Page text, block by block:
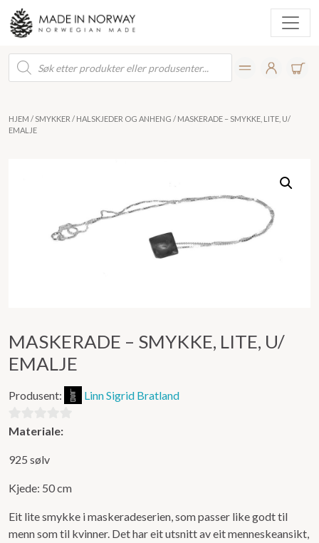
Products
search
HJEM / SMYKKER / HALSKJEDER OG ANHENG / MASKERADE – SMYKKE, LITE, U/
EMALJE
MASKERADE – SMYKKE, LITE, U/
EMALJE
Produsent: Linn Sigrid Bratland
0
av
5
Materiale:
925 sølv
Kjede: 50 cm
Eit lite smykke i maskeradeserien, som passer like godt til
menn som til kvinner. Det har eit utsnitt av eit menneskeansikt,